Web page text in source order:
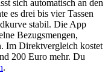
sich automatisch an den
es drei bis vier Tassen
stabil. Die App
Bezugsmengen,
Im Direktvergleich kostet
200 Euro mehr. Du
.